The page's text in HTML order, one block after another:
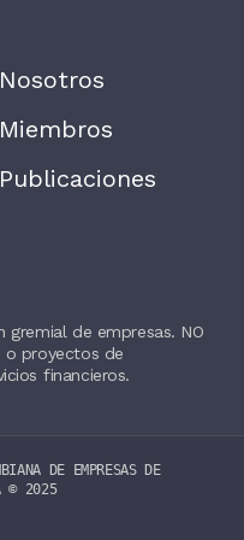
Nosotros
Miembros
Publicaciones
gremial de empresas. NO
o proyectos de
financieros.
DE EMPRESAS DE
©️ 2025